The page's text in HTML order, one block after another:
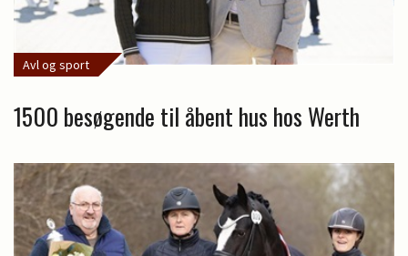
Avl og sport
1500 besøgende til åbent hus hos Werth